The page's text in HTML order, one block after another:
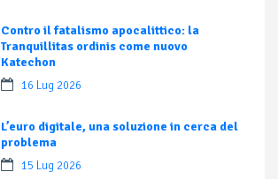
Contro il fatalismo apocalittico: la
Tranquillitas ordinis come nuovo
Katechon
16 Lug 2026
L’euro digitale, una soluzione in cerca del
problema
15 Lug 2026